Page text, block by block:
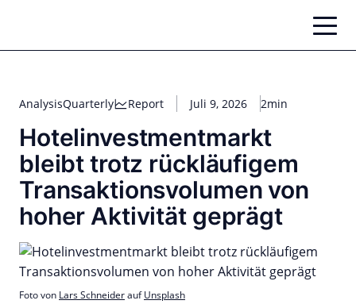
springen
AnalysisQuarterly Report Juli 9, 2026 2min
Hotelinvestmentmarkt
bleibt trotz rückläufigem
Transaktionsvolumen von
hoher Aktivität geprägt
Foto von Lars SchneideraufUnsplash